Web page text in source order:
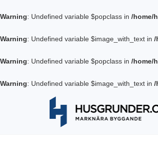
Warning: Undefined variable $popclass in /home/
Warning: Undefined variable $image_with_text in /
Warning: Undefined variable $popclass in /home/
Warning: Undefined variable $image_with_text in /